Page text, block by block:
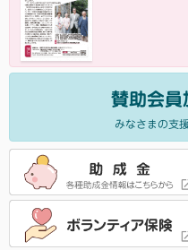
賛助会員
みなさまの支